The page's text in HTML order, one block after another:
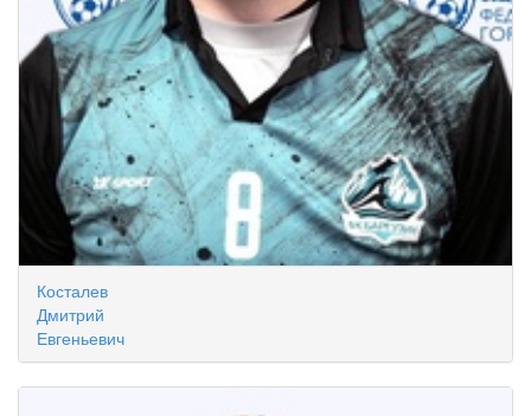
Косталев
Дмитрий
Евгеньевич